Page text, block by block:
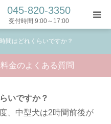
045-820-3350
受付時間 9:00～17:00
間はどれくらいですか？
金のよくある質問
いですか？
、中型犬は2時間前後が